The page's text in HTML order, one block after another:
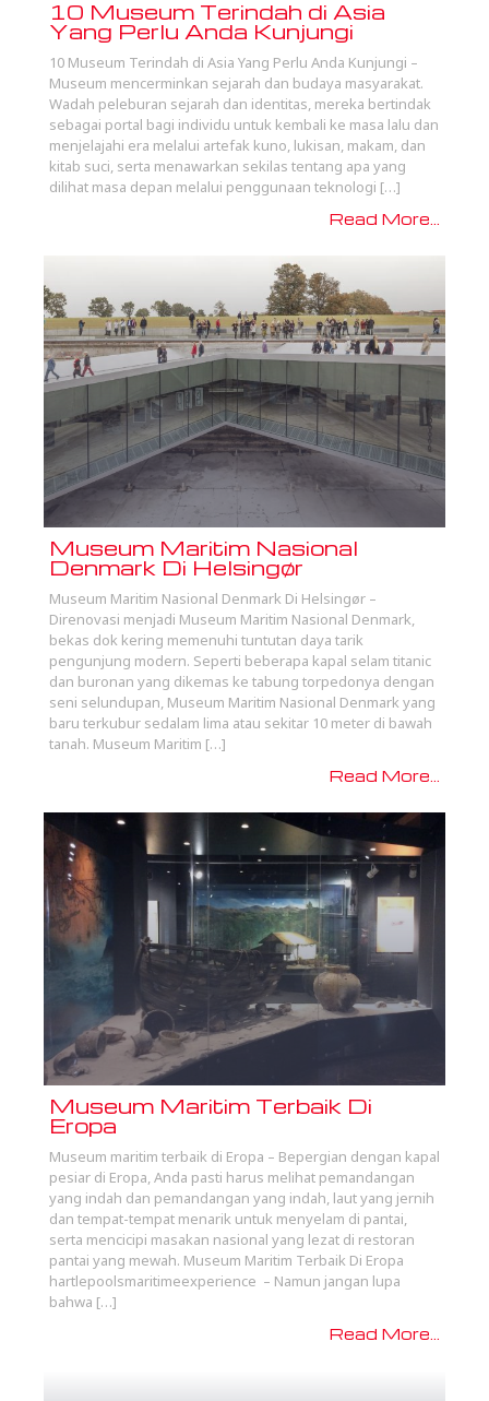
10 Museum Terindah di Asia
Yang Perlu Anda Kunjungi
10 Museum Terindah di Asia Yang Perlu Anda Kunjungi –
Museum mencerminkan sejarah dan budaya masyarakat.
Wadah peleburan sejarah dan identitas, mereka bertindak
sebagai portal bagi individu untuk kembali ke masa lalu dan
menjelajahi era melalui artefak kuno, lukisan, makam, dan
kitab suci, serta menawarkan sekilas tentang apa yang
dilihat masa depan melalui penggunaan teknologi […]
Read More...
Museum Maritim Nasional
Denmark Di Helsingør
Museum Maritim Nasional Denmark Di Helsingør –
Direnovasi menjadi Museum Maritim Nasional Denmark,
bekas dok kering memenuhi tuntutan daya tarik
pengunjung modern. Seperti beberapa kapal selam titanic
dan buronan yang dikemas ke tabung torpedonya dengan
seni selundupan, Museum Maritim Nasional Denmark yang
baru terkubur sedalam lima atau sekitar 10 meter di bawah
tanah. Museum Maritim […]
Read More...
Museum Maritim Terbaik Di
Eropa
Museum maritim terbaik di Eropa – Bepergian dengan kapal
pesiar di Eropa, Anda pasti harus melihat pemandangan
yang indah dan pemandangan yang indah, laut yang jernih
dan tempat-tempat menarik untuk menyelam di pantai,
serta mencicipi masakan nasional yang lezat di restoran
pantai yang mewah. Museum Maritim Terbaik Di Eropa
hartlepoolsmaritimeexperience – Namun jangan lupa
bahwa […]
Read More...